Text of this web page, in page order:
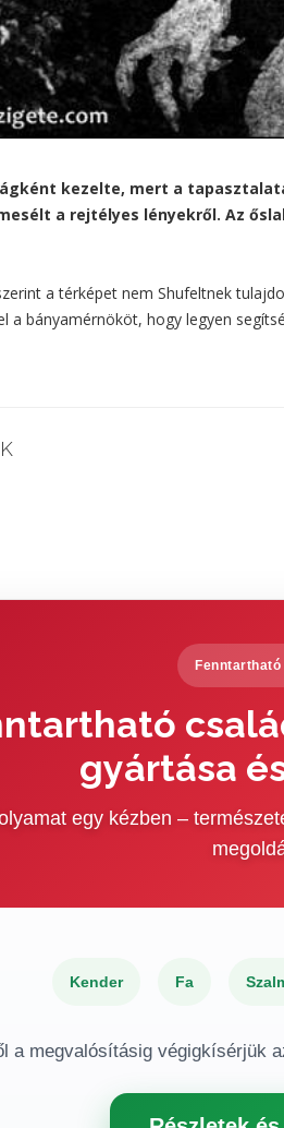
kezelte, mert a
a rejtélyes lényekről. Az
a térképet nem Shufeltnek
a bányamérnököt, hogy legyen
gyártása
egy kézben –
Kender Fa
a megvalósításig végigkísérjük